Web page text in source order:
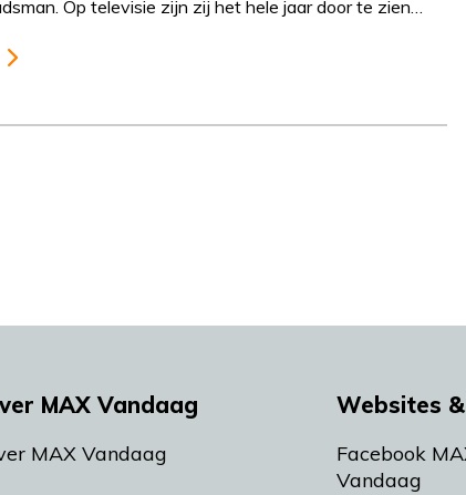
Op televisie zijn zij het hele jaar door te zien…
MAX Vandaag
MAX Vandaag
Websites
Facebook
Vandaag